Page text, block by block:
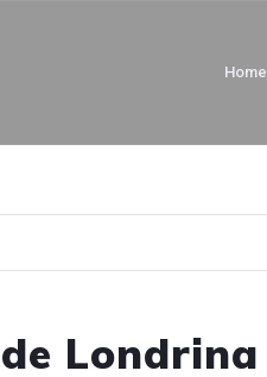
Home
Londrina